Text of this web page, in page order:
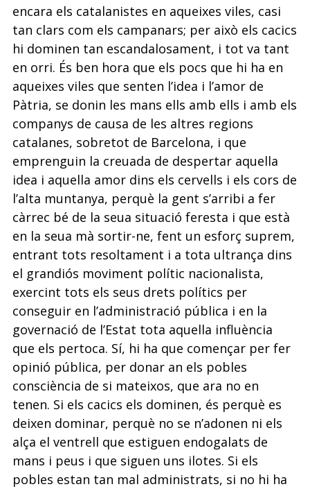
encara els catalanistes en aqueixes viles, casi
tan clars com els campanars; per això els cacics
hi dominen tan escandalosament, i tot va tant
en orri. És ben hora que els pocs que hi ha en
aqueixes viles que senten l’idea i l’amor de
Pàtria, se donin les mans ells amb ells i amb els
companys de causa de les altres regions
catalanes, sobretot de Barcelona, i que
emprenguin la creuada de despertar aquella
idea i aquella amor dins els cervells i els cors de
l’alta muntanya, perquè la gent s’arribi a fer
càrrec bé de la seua situació feresta i que està
en la seua mà sortir-ne, fent un esforç suprem,
entrant tots resoltament i a tota ultrança dins
el grandiós moviment polític nacionalista,
exercint tots els seus drets polítics per
conseguir en l’administració pública i en la
governació de l’Estat tota aquella influència
que els pertoca. Sí, hi ha que començar per fer
opinió pública, per donar an els pobles
consciència de si mateixos, que ara no en
tenen. Si els cacics els dominen, és perquè es
deixen dominar, perquè no se n’adonen ni els
alça el ventrell que estiguen endogalats de
mans i peus i que siguen uns ilotes. Si els
pobles estan tan mal administrats, si no hi ha